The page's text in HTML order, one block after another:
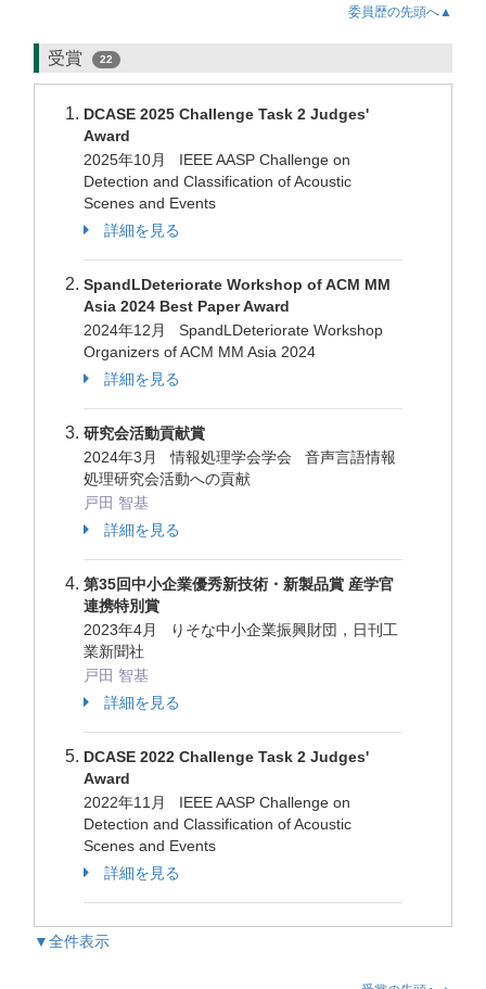
委員歴の先頭へ▲
受賞 22
DCASE 2025 Challenge Task 2 Judges'
Award
2025年10月 IEEE AASP Challenge on
Detection and Classification of Acoustic
Scenes and Events
詳細を見る
SpandLDeteriorate Workshop of ACM MM
Asia 2024 Best Paper Award
2024年12月 SpandLDeteriorate Workshop
Organizers of ACM MM Asia 2024
詳細を見る
研究会活動貢献賞
2024年3月 情報処理学会学会 音声言語情報
処理研究会活動への貢献
戸田 智基
詳細を見る
第35回中小企業優秀新技術・新製品賞 産学官
連携特別賞
2023年4月 りそな中小企業振興財団，日刊工
業新聞社
戸田 智基
詳細を見る
DCASE 2022 Challenge Task 2 Judges'
Award
2022年11月 IEEE AASP Challenge on
Detection and Classification of Acoustic
Scenes and Events
詳細を見る
▼全件表示